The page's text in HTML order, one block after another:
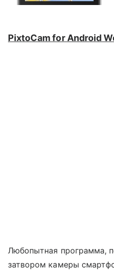
PixtoCam for Android
Любопытная программа,
затвором камеры